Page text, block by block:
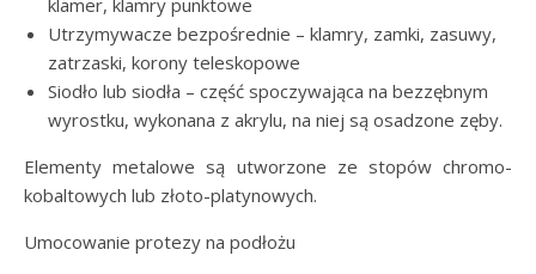
klamer, klamry punktowe
Utrzymywacze bezpośrednie – klamry, zamki, zasuwy,
zatrzaski, korony teleskopowe
Siodło lub siodła – część spoczywająca na bezzębnym
wyrostku, wykonana z akrylu, na niej są osadzone zęby.
Elementy metalowe są utworzone ze stopów chromo-
kobaltowych lub złoto-platynowych.
Umocowanie protezy na podłożu